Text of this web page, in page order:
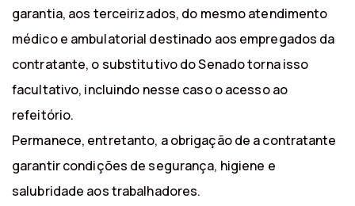
garantia, aos terceirizados, do mesmo atendimento
médico e ambulatorial destinado aos empregados da
contratante, o substitutivo do Senado torna isso
facultativo, incluindo nesse caso o acesso ao
refeitório.
Permanece, entretanto, a obrigação de a contratante
garantir condições de segurança, higiene e
salubridade aos trabalhadores.